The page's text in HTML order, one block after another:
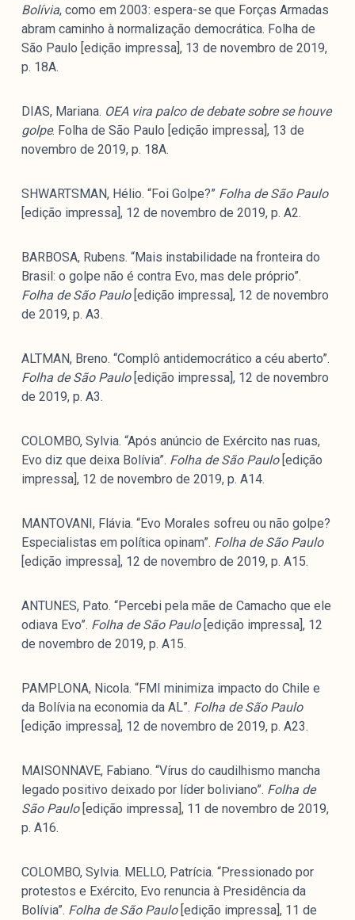
Bolívia, como em 2003: espera-se que Forças Armadas
abram caminho à normalização democrática. Folha de
São Paulo [edição impressa], 13 de novembro de 2019,
p. 18A.
DIAS, Mariana. OEA vira palco de debate sobre se houve
golpe. Folha de São Paulo [edição impressa], 13 de
novembro de 2019, p. 18A.
SHWARTSMAN, Hélio. “Foi Golpe?” Folha de São Paulo
[edição impressa], 12 de novembro de 2019, p. A2.
BARBOSA, Rubens. “Mais instabilidade na fronteira do
Brasil: o golpe não é contra Evo, mas dele próprio”.
Folha de São Paulo[edição impressa], 12 de novembro
de 2019, p. A3.
ALTMAN, Breno. “Complô antidemocrático a céu aberto”.
Folha de São Paulo[edição impressa], 12 de novembro
de 2019, p. A3.
COLOMBO, Sylvia. “Após anúncio de Exército nas ruas,
Evo diz que deixa Bolívia”. Folha de São Paulo[edição
impressa], 12 de novembro de 2019, p. A14.
MANTOVANI, Flávia. “Evo Morales sofreu ou não golpe?
Especialistas em política opinam”. Folha de São Paulo
[edição impressa], 12 de novembro de 2019, p. A15.
ANTUNES, Pato. “Percebi pela mãe de Camacho que ele
odiava Evo”. Folha de São Paulo[edição impressa], 12
de novembro de 2019, p. A15.
PAMPLONA, Nicola. “FMI minimiza impacto do Chile e
da Bolívia na economia da AL”. Folha de São Paulo
[edição impressa], 12 de novembro de 2019, p. A23.
MAISONNAVE, Fabiano. “Vírus do caudilhismo mancha
legado positivo deixado por líder boliviano”. Folha de
São Paulo[edição impressa], 11 de novembro de 2019,
p. A16.
COLOMBO, Sylvia. MELLO, Patrícia. “Pressionado por
protestos e Exército, Evo renuncia à Presidência da
Bolívia”. Folha de São Paulo[edição impressa], 11 de